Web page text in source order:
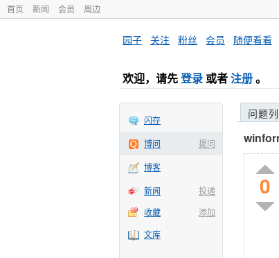
首页 新闻 会员 周边
园子 关注 粉丝 会员 随便看看
欢迎，请先登录 或者注册。
闪存
提问
博问
博客
投递
新闻
添加
收藏
文库
问题
0